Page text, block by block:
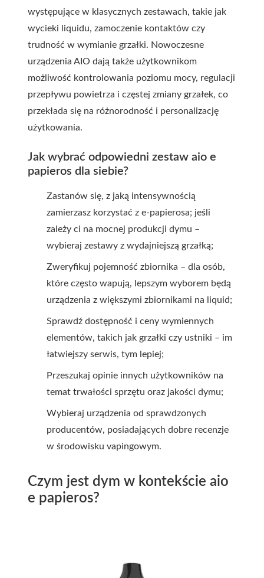
występujące w klasycznych zestawach, takie jak
wycieki liquidu, zamoczenie kontaktów czy
trudność w wymianie grzałki. Nowoczesne
urządzenia AIO dają także użytkownikom
możliwość kontrolowania poziomu mocy, regulacji
przepływu powietrza i częstej zmiany grzałek, co
przekłada się na różnorodność i personalizację
użytkowania.
Jak wybrać odpowiedni zestaw aio e
papieros dla siebie?
Zastanów się, z jaką intensywnością
zamierzasz korzystać z e-papierosa; jeśli
zależy ci na mocnej produkcji dymu –
wybieraj zestawy z wydajniejszą grzałką;
Zweryfikuj pojemność zbiornika – dla osób,
które często wapują, lepszym wyborem będą
urządzenia z większymi zbiornikami na liquid;
Sprawdź dostępność i ceny wymiennych
elementów, takich jak grzałki czy ustniki – im
łatwiejszy serwis, tym lepiej;
Przeszukaj opinie innych użytkowników na
temat trwałości sprzętu oraz jakości dymu;
Wybieraj urządzenia od sprawdzonych
producentów, posiadających dobre recenzje
w środowisku vapingowym.
Czym jest dym w kontekście aio
e papieros?